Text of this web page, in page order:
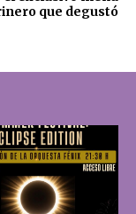
que degustó